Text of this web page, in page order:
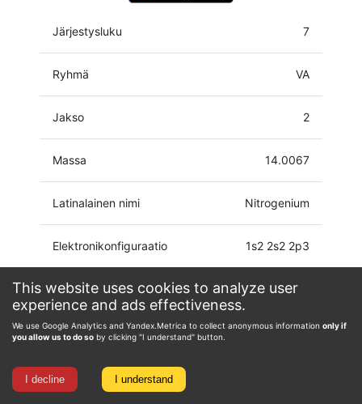
This website uses cookies to analyze user
experience and ads effectiveness.
We use Google Analytics and Yandex.Metrica to collect anonymous information only if
you allow us to do so by clicking "I understand" button.
I decline I understand
Järjestysluku 7
Ryhmä VA
Jakso 2
Massa 14.0067
Latinalainen nimi Nitrogenium
Elektronikonfiguraatio 1s2 2s2 2p3
Hapetustila
-3, -2, -1, 0, 1, 2, 3, 4,